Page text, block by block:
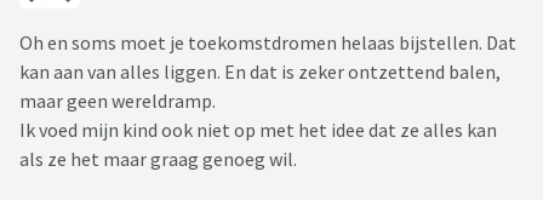
Oh en soms moet je toekomstdromen helaas bijstellen. Dat
kan aan van alles liggen. En dat is zeker ontzettend balen,
maar geen wereldramp.
Ik voed mijn kind ook niet op met het idee dat ze alles kan
als ze het maar graag genoeg wil.